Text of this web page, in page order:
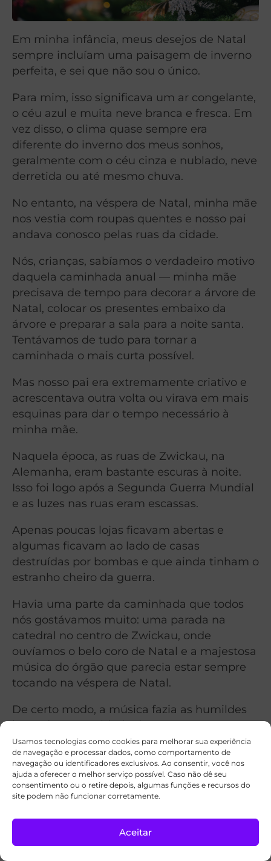
Usamos tecnologias como cookies para melhorar sua experiência
de navegação e processar dados, como comportamento de
navegação ou identificadores exclusivos. Ao consentir, você nos
ajuda a oferecer o melhor serviço possível. Caso não dê seu
consentimento ou o retire depois, algumas funções e recursos do
site podem não funcionar corretamente.
Aceitar
Em minha infância, meus desejos de Natal
sempre incluíam uma paisagem de inverno
perfeita, e sei que não sou o único.
Para mim, isso significava um ar congelante,
o céu azul e muita neve branca e fresca. Em
vez disso, o clima quase sempre era
diferente do inverno dos meus sonhos,
geralmente com o céu cinza e nublado, neve
derretida ou até mesmo chuva.
No entanto, na véspera de Natal, minha mãe
nos vestia com roupas quentes e nosso pai
andava conosco pelas ruas da cidade.
Nós, crianças, sabíamos o verdadeiro motivo
daquela caminhada anual — minha mãe
precisava de tempo para decorar a árvore de
Natal, colocar os presentes embaixo da
árvore e preparar a sala para a noite santa.
Tentávamos de tudo para tornar a
caminhada o mais curta possível.
Mas nosso pai era extremamente criativo e
acrescentava outra volta ou virava em mais
esquinas para dar o tempo necessário à
minha mãe.
Naquela época, as ruas de Zwickau, na
Alemanha, eram bastante escuras à noite.
Isso foi logo após a Segunda Guerra Mundial
e as luzes nas ruas eram escassas.
Apenas poucas lojas ficavam abertas e
algumas ficavam ao lado de casas
destruídas por bombas e que ainda tinham o
estranho cheiro da guerra.
Havia uma parte da caminhada que todos
nós gostávamos muito: uma parada na
catedral no centro de Zwickau, onde
ouvíamos o belo coro de Natal e a majestosa
música do órgão que parecia estar sempre
tocando na véspera de Natal.
De certo modo, a música fazia as humildes
luzes de nossa cidade de repente parecerem
muito mais brilhantes — quase como
estrelas — e enchia nosso jovem coração
com uma maravilhosa expectativa.
Quando retornávamos, minha mãe já havia
na sala em fila, um por um, para contemplar
a maravilhosa árvore de Natal recém-